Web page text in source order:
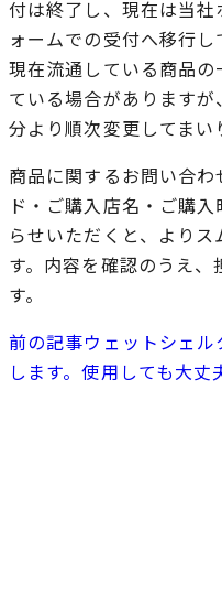
付は終了し、現在は当
ォームでの受付へ移行し
現在流通している商品
ている場合があります
分より順次変更してまい
商品に関するお問い合
ド・ご購入店名・ご購
らせいただくと、より
す。内容を確認のうえ
す。
前の記事ウェットシェ
します。使用しても大丈